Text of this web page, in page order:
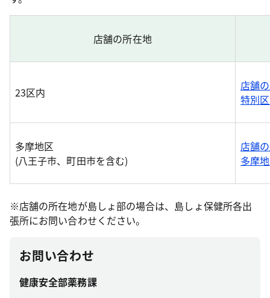
店舗の所在地
23区内
店舗
特別
多摩地区
(八王子市、町田市を含む)
店舗
多摩
※店舗の所在地が島しょ部の場合は、島しょ保健所各出
張所にお問い合わせください。
お問い合わせ
健康安全部薬務課